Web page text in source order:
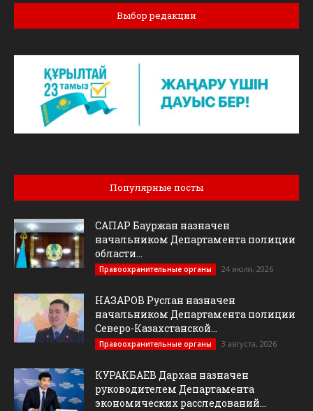
Выбор редакции
Популярные посты
САПАР Бауржан назначен
начальником Департамента полиции
области...
Правоохранительные органы 24 июля, 2026
НАЗАРОВ Руслан назначен
начальником Департамента полиции
Северо-Казахстанской...
Правоохранительные органы 3 августа, 2026
КУРАКБАЕВ Дархан назначен
руководителем Департамента
экономических расследований...